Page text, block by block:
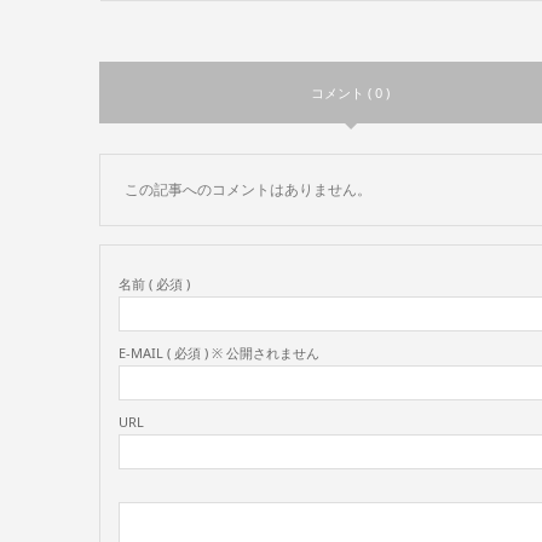
コメント ( 0 )
この記事へのコメントはありません。
名前 ( 必須 )
E-MAIL ( 必須 ) ※ 公開されません
URL